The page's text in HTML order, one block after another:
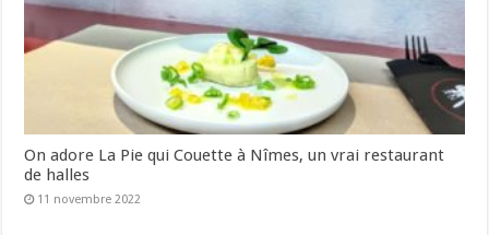
On adore La Pie qui Couette à Nîmes, un vrai restaurant
de halles
11 novembre 2022